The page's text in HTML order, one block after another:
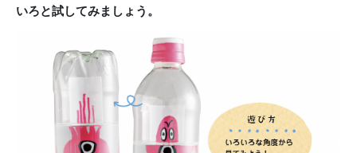
いろと試してみましょう。